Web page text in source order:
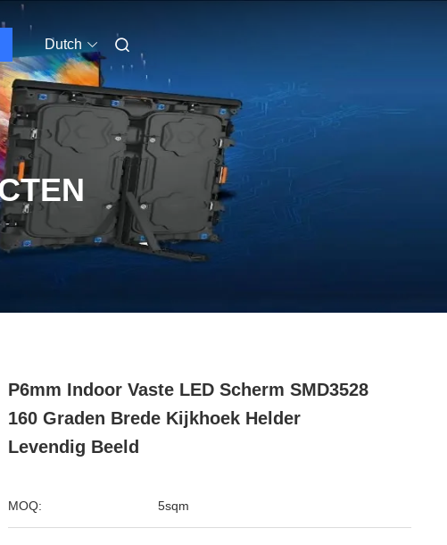
Dutch
P6mm Indoor Vaste LED Scherm SMD3528
160 Graden Brede Kijkhoek Helder
Levendig Beeld
MOQ: 5sqm